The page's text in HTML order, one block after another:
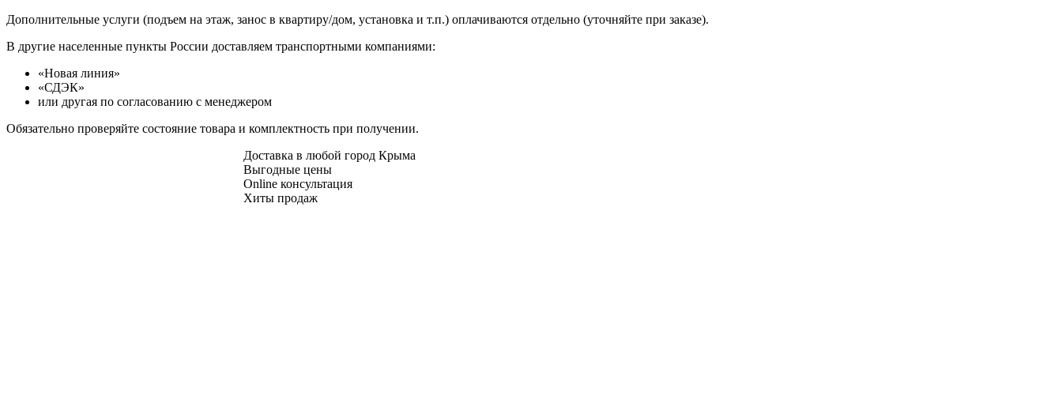
Дополнительные услуги (подъем на этаж, занос в квартиру/дом, установка и т.п.) оплачиваются отдельно (уточняйте при заказе).
В другие населенные пункты России доставляем транспортными компаниями:
«Новая линия»
«СДЭК»
или другая по согласованию с менеджером
Обязательно проверяйте состояние товара и комплектность при получении.
Доставка в любой город Крыма
Выгодные цены
Online консультация
Хиты продаж